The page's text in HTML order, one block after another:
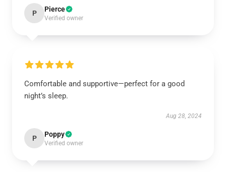
P Pierce
Verified owner
Comfortable and supportive—perfect for a good
night’s sleep.
Aug 28, 2024
P Poppy
Verified owner